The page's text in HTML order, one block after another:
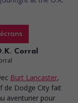
Corral
Burt Lancaster,
de Dodge City fait
aventurier pour